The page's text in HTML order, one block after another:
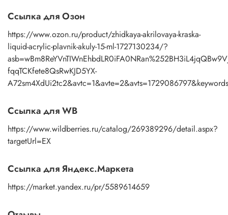
Ссылка для Озон
https://www.ozon.ru/product/zhidkaya-akrilovaya-kraska-
liquid-acrylic-plavnik-akuly-15-ml-1727130234/?
fqqTCKfete8QsRwKJD5YX-
Ссылка для WB
https://www.wildberries.ru/catalog/269389296/detail.aspx?
targetUrl=EX
Ссылка для Яндекс.Маркета
https://market.yandex.ru/pr/5589614659